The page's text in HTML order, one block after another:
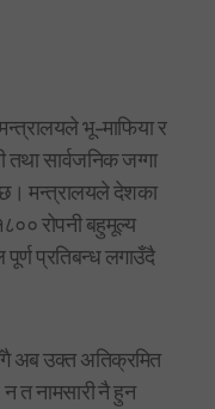
भू-माफिया र
सार्वजनिक जग्गा
मन्त्रालयले देशका
रोपनी बहुमूल्य
पूर्ण प्रतिबन्ध लगाउँदै
अब उक्त अतिक्रमित
त नामसारी नै हुन